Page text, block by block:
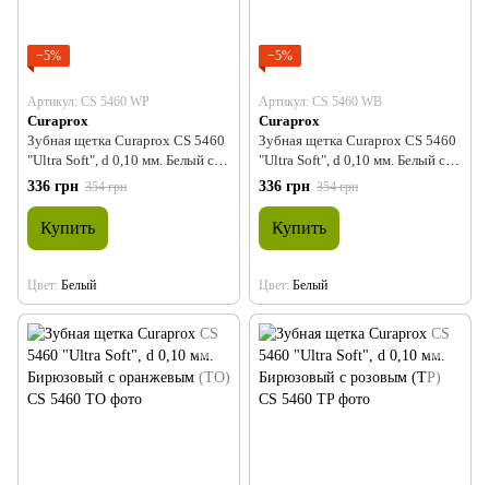
−5%
Артикул: CS 5460 WP
Curaprox
Зубная щетка Curaprox CS 5460
"Ultra Soft", d 0,10 мм. Белый с
розовым (WP)
336 грн 354 грн
Купить
Цвет Белый
−5%
Артикул: CS 5460 WB
Curaprox
Зубная щетка Curaprox CS 5460
"Ultra Soft", d 0,10 мм. Белый с
синим (WB)
336 грн 354 грн
Купить
Цвет Белый